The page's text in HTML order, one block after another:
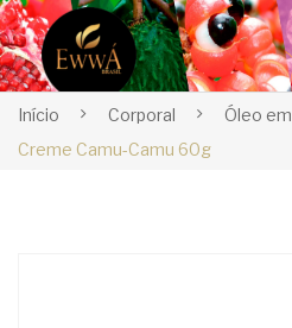
Início Corporal Óleo
Creme Camu-Camu 60g